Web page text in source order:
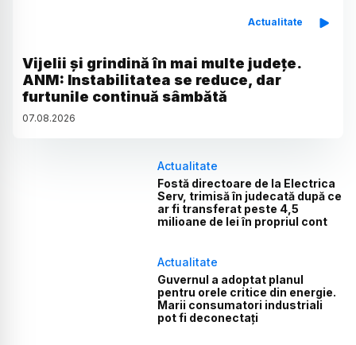
Actualitate
Vijelii și grindină în mai multe județe.
ANM: Instabilitatea se reduce, dar
furtunile continuă sâmbătă
07.08.2026
Actualitate
Fostă directoare de la Electrica
Serv, trimisă în judecată după ce
ar fi transferat peste 4,5
milioane de lei în propriul cont
Actualitate
Guvernul a adoptat planul
pentru orele critice din energie.
Marii consumatori industriali
pot fi deconectați